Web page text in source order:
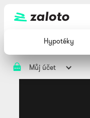
Hypotéky
Můj účet